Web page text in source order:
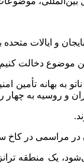
و ایالات
موضوع دخالت
به بهانه
و روسیه به چهار
یک منطقه